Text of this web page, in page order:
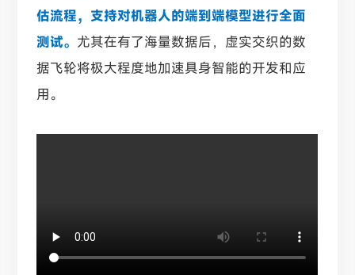
估流程，支持对机器人的端到端模型进行全面
测试。 尤其在有了海量数据后，虚实交织的数
据飞轮将极大程度地加速具身智能的开发和应
用。